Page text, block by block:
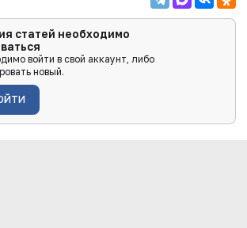
статей необходимо
войти в свой аккаунт, либо
новый.